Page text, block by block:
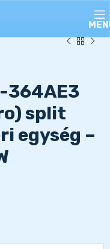
364AE3
split
egység –